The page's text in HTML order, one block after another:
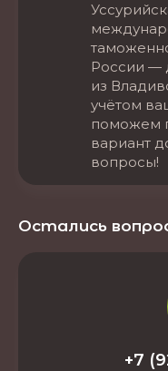
России —
из
учётом
поможем
вариант
вопросы!
Остались
+7